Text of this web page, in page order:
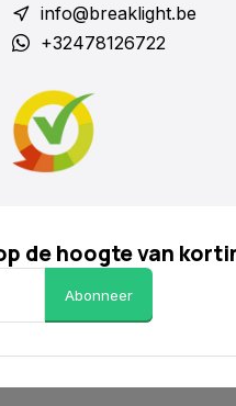
info@breaklight.be
+32478126722
de hoogte van
Abonneer